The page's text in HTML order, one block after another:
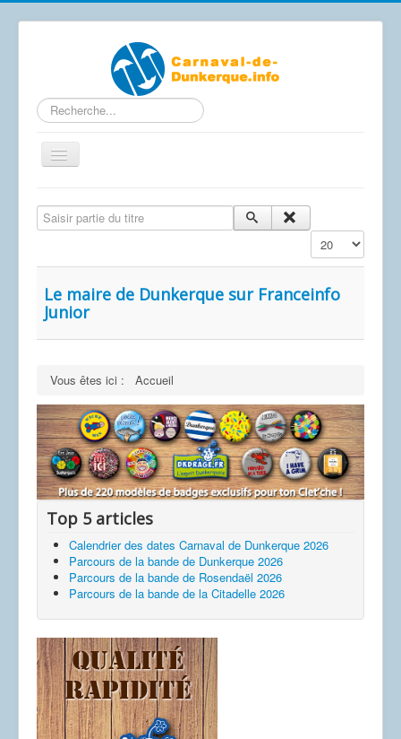
Rechercher
Basculer
la
Accueil
Calendrier Carnaval 2026
Le carnaval de A à Z
Les affiches
Dessins
Saisir partie du titre
Affichage #
Le maire de Dunkerque sur Franceinfo
Junior
Vous êtes ici : Accueil
Top 5 articles
Calendrier des dates Carnaval de Dunkerque 2026
Parcours de la bande de Dunkerque 2026
Parcours de la bande de Rosendaël 2026
Parcours de la bande de la Citadelle 2026